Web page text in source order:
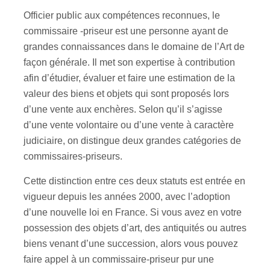
Officier public aux compétences reconnues, le
commissaire -priseur est une personne ayant de
grandes connaissances dans le domaine de l’Art de
façon générale. Il met son expertise à contribution
afin d’étudier, évaluer et faire une estimation de la
valeur des biens et objets qui sont proposés lors
d’une vente aux enchères. Selon qu’il s’agisse
d’une vente volontaire ou d’une vente à caractère
judiciaire, on distingue deux grandes catégories de
commissaires-priseurs.
Cette distinction entre ces deux statuts est entrée en
vigueur depuis les années 2000, avec l’adoption
d’une nouvelle loi en France. Si vous avez en votre
possession des objets d’art, des antiquités ou autres
biens venant d’une succession, alors vous pouvez
faire appel à un commissaire-priseur pur une